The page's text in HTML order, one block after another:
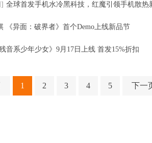
全球首发手机水冷黑科技，红魔引领手机散热
《异面：破界者》首个Demo上线新品节
残音系少年少女》9月17日上线 首发15%折扣
1 2 3 4 5 下一